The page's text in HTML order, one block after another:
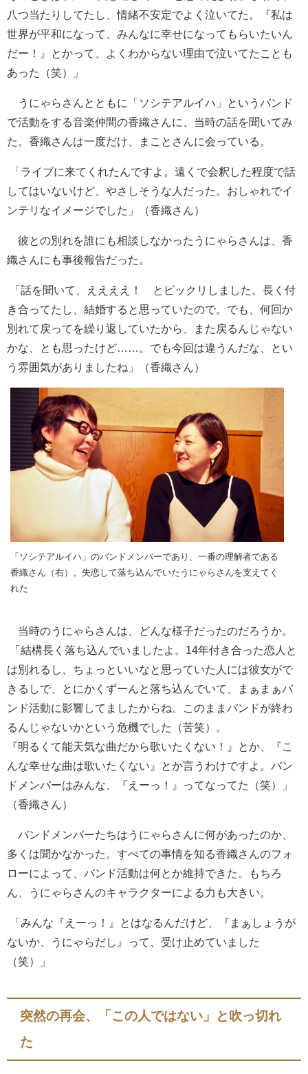
八つ当たりしてたし、情緒不安定でよく泣いてた。『私は
世界が平和になって、みんなに幸せになってもらいたいん
だー！』とかって、よくわからない理由で泣いてたことも
あった（笑）」
うにゃらさんとともに「ソシテアルイハ」というバンド
で活動をする音楽仲間の香織さんに、当時の話を聞いてみ
た。香織さんは一度だけ、まことさんに会っている。
「ライブに来てくれたんですよ。遠くで会釈した程度で話
してはいないけど、やさしそうな人だった。おしゃれでイ
ンテリなイメージでした」（香織さん）
彼との別れを誰にも相談しなかったうにゃらさんは、香
織さんにも事後報告だった。
「話を聞いて、ええええ！ とビックリしました。長く付
き合ってたし、結婚すると思っていたので。でも、何回か
別れて戻ってを繰り返していたから、また戻るんじゃない
かな、とも思ったけど……。でも今回は違うんだな、とい
う雰囲気がありましたね」（香織さん）
「ソシテアルイハ」のバンドメンバーであり、一番の理解者である
香織さん（右）。失恋して落ち込んでいたうにゃらさんを支えてく
れた
当時のうにゃらさんは、どんな様子だったのだろうか。
「結構長く落ち込んでいましたよ。14年付き合った恋人と
は別れるし、ちょっといいなと思っていた人には彼女がで
きるしで、とにかくずーんと落ち込んでいて、まぁまぁバ
ンド活動に影響してましたからね。このままバンドが終わ
るんじゃないかという危機でした（苦笑）。
『明るくて能天気な曲だから歌いたくない！』とか、『こ
んな幸せな曲は歌いたくない』とか言うわけですよ。バン
ドメンバーはみんな、『えーっ！』ってなってた（笑）」
（香織さん）
バンドメンバーたちはうにゃらさんに何があったのか、
多くは聞かなかった。すべての事情を知る香織さんのフォ
ローによって、バンド活動は何とか維持できた。もちろ
ん、うにゃらさんのキャラクターによる力も大きい。
「みんな『えーっ！』とはなるんだけど、『まぁしょうが
ないか、うにゃらだし』って、受け止めていました
（笑）」
突然の再会、「この人ではない」と吹っ切れ
た